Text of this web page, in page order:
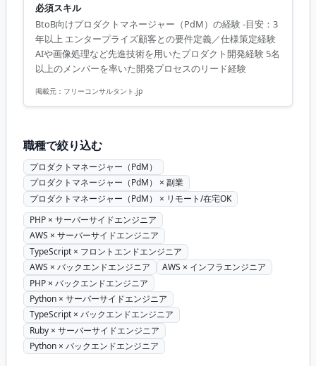
と具現化を主導し、将来的なプラットフォーム展開を牽引
・役割：プロダクト責任者（PdM）としてロードマップ策
定から要件定義・ステークホルダーマネジメントまで担当
□業務内容 ・プロダクト価値の創出 -市場環境／顧客セグメ
ント／顧客ニーズに基づくロードマップ策定、BtoB／BtoC
のプロダクトマネジメント ・プロダクト要件定義と優先度
必須スキル
BtoB向けプロダクトマネージャー（PdM）の経験 -目安：3
年以上 エンタープライズ顧客との要件定義／仕様策定経験
AIや画像処理など先進技術を用いたプロダクト開発経験 5名
以上のメンバーを率いた開発プロセスのリード経験
掲載元： フリーコンサルタント.jp
職種で絞り込む
プロダクトマネージャー（PdM）
プロダクトマネージャー（PdM） × 副業
プロダクトマネージャー（PdM） × リモート/在宅OK
PHP × サーバーサイドエンジニア
AWS × サーバーサイドエンジニア
TypeScript × フロントエンドエンジニア
AWS × バックエンドエンジニア
AWS × インフラエンジニア
PHP × バックエンドエンジニア
Python × サーバーサイドエンジニア
TypeScript × バックエンドエンジニア
Ruby × サーバーサイドエンジニア
Python × バックエンドエンジニア